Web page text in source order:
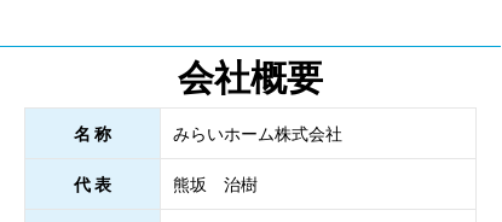
会社概要
名 称 みらいホーム株式会社
代 表 熊坂 治樹